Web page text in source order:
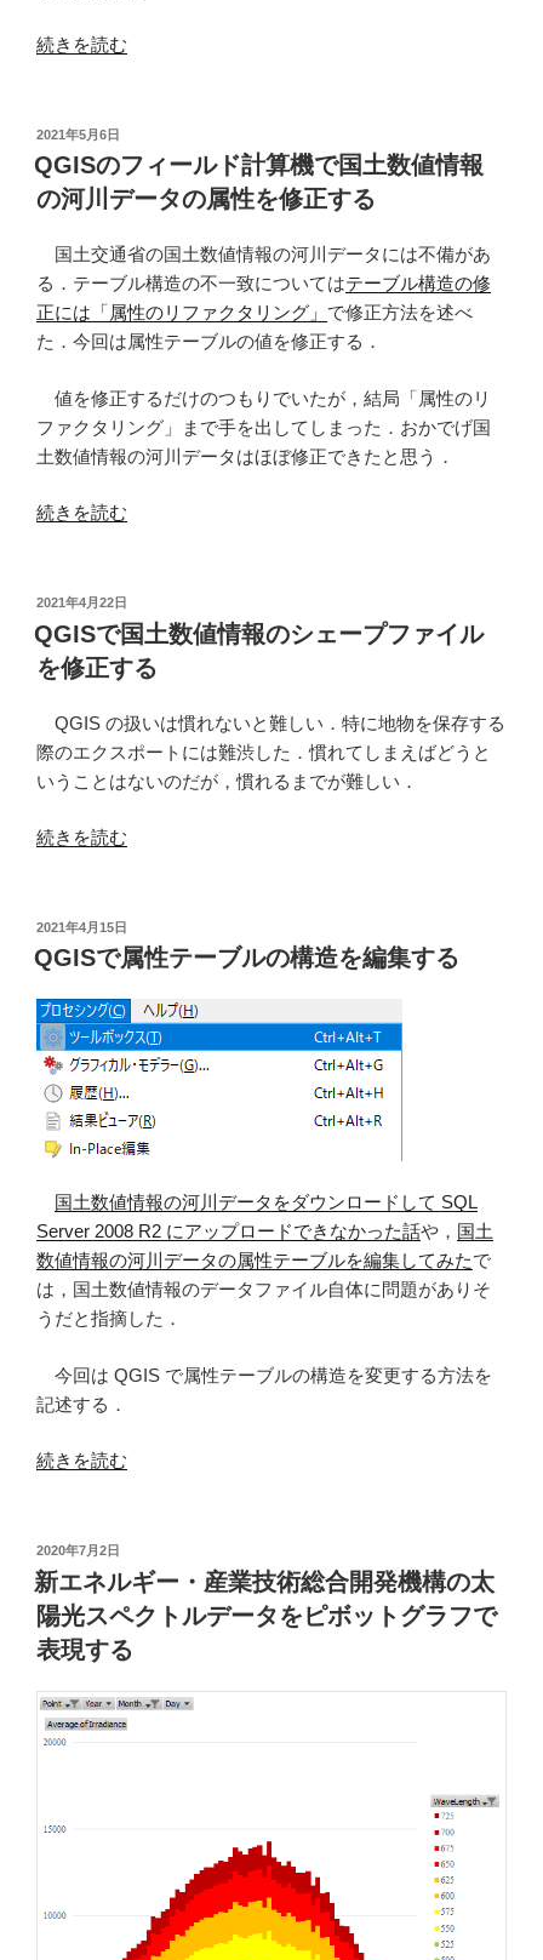
タ
ン
ロ
ー
ド
小
地
界
ー
ン
ロ
し，
人
密
QGIS
で
表
現
す
る”
の
“QGIS
SQL
Server
へ
タ
を
ア
ロ
ー
す
の
勘
所”
の
続きを読む
投
稿
日:
2021年5月6日
QGISのフィールド計算機で国土数値情報
の河川データの属性を修正する
国土交通省の国土数値情報の河川データには不備があ
る．テーブル構造の不一致についてはテーブル構造の修
正には「属性のリファクタリング」 で修正方法を述べ
た．今回は属性テーブルの値を修正する．
値を修正するだけのつもりでいたが，結局「属性のリ
ファクタリング」まで手を出してしまった．おかでげ国
土数値情報の河川データはほぼ修正できたと思う．
“QGIS
ィ
ー
ル
ド
算
機
国
値
情
報
の
河
川
デ
ー
タ
性
を
修
正
る”
の
続きを読む
投
稿
日:
2021年4月22日
QGISで国土数値情報のシェープファイル
を修正する
QGIS の扱いは慣れないと難しい．特に地物を保存する
際のエクスポートには難渋した．慣れてしまえばどうと
いうことはないのだが，慣れるまでが難しい．
“QGIS
土
数
情
報
の
シ
ェ
ー
ァ
イ
ル
を
す
の
続きを読む
投
稿
日:
2021年4月15日
QGISで属性テーブルの構造を編集する
国土数値情報の河川データをダウンロードして SQL
Server 2008 R2 にアップロードできなかった話や， 国土
数値情報の河川データの属性テーブルを編集してみたで
は，国土数値情報のデータファイル自体に問題がありそ
うだと指摘した．
今回は QGIS で属性テーブルの構造を変更する方法を
記述する．
“QGIS
性
テ
ー
ブ
ル
の
構
造
集
の
続きを読む
投
稿
日:
2020年7月2日
新エネルギー・産業技術総合開発機構の太
陽光スペクトルデータをピボットグラフで
表現する